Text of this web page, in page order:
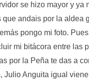
se hizo mayor y ya
que andais por la aldea
pongo mi foto.
mi bitácora entre las
por la Peña te das a
Julio Anguita igual